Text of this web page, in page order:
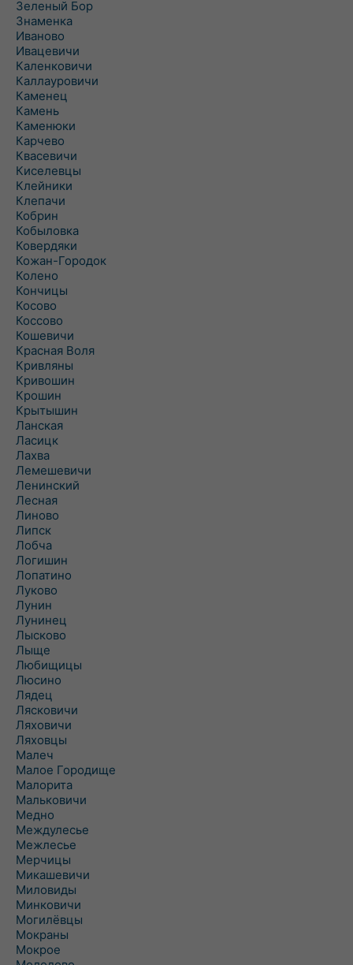
Зеленый Бор
Знаменка
Иваново
Ивацевичи
Каленковичи
Каллауровичи
Каменец
Камень
Каменюки
Карчево
Квасевичи
Киселевцы
Клейники
Клепачи
Кобрин
Кобыловка
Ковердяки
Кожан-Городок
Колено
Кончицы
Косово
Коссово
Кошевичи
Красная Воля
Кривляны
Кривошин
Крошин
Крытышин
Ланская
Ласицк
Лахва
Лемешевичи
Ленинский
Лесная
Линово
Липск
Лобча
Логишин
Лопатино
Луково
Лунин
Лунинец
Лысково
Лыще
Любищицы
Люсино
Лядец
Лясковичи
Ляховичи
Ляховцы
Малеч
Малое Городище
Малорита
Мальковичи
Медно
Междулесье
Межлесье
Мерчицы
Микашевичи
Миловиды
Минковичи
Могилёвцы
Мокраны
Мокрое